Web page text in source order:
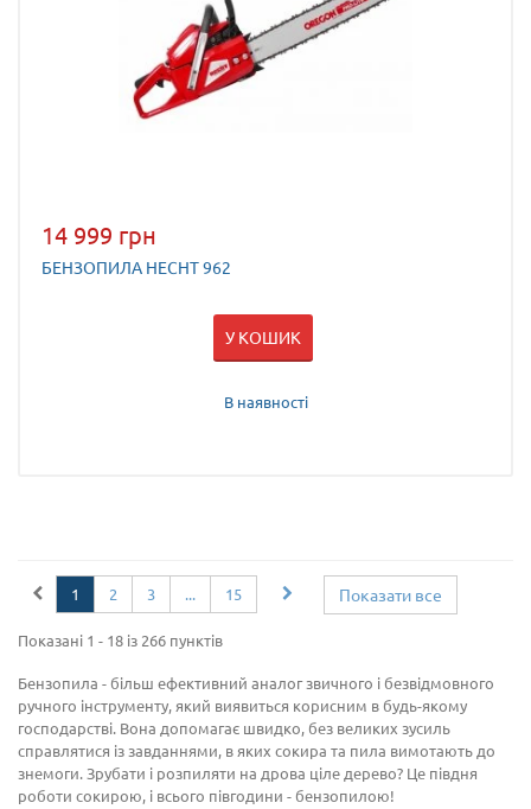
14 999 грн
БЕНЗОПИЛА HECHT 962
У КОШИК
В наявності
Показати все
1 2 3 ... 15
Показані 1 - 18 із 266 пунктів
Бензопила - більш ефективний аналог звичного і безвідмовного
ручного інструменту, який виявиться корисним в будь-якому
господарстві. Вона допомагає швидко, без великих зусиль
справлятися із завданнями, в яких сокира та пила вимотають до
знемоги. Зрубати і розпиляти на дрова ціле дерево? Це півдня
роботи сокирою, і всього півгодини - бензопилою!